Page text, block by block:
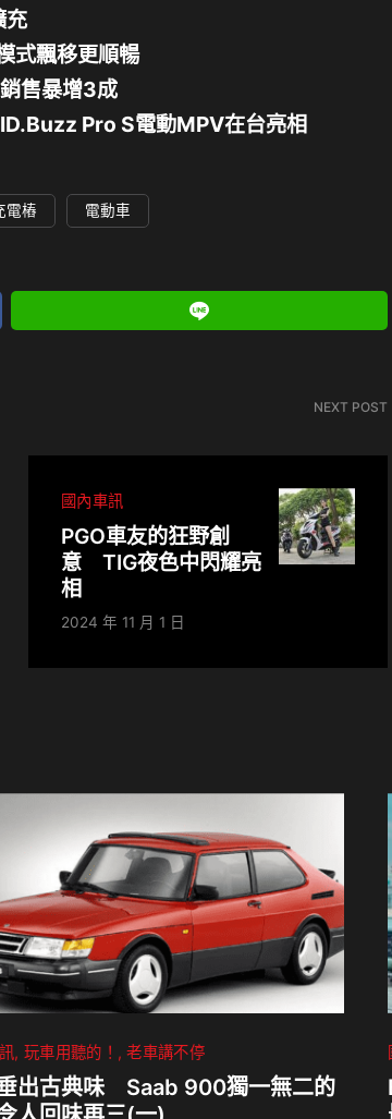
充
式飄移更順暢
售暴增3成
Pro S電動MPV在台亮相
電樁 電動車
NEXT POST
國內車訊
PGO車友的狂野創
意 TIG夜色中閃耀亮
相
2024 年 11 月 1 日
玩車用聽的！ 老車講不停
出古典味 Saab 900獨一無二的